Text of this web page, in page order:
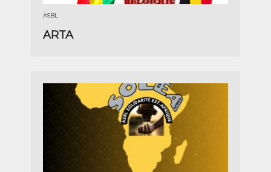
ASBL
ARTA